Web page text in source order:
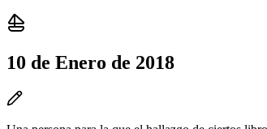
10 de Enero de 2018